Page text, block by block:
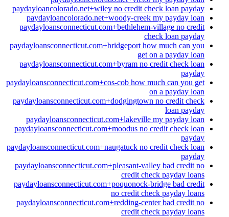
paydayloancolorado.net+wiley no credit check loan payday
paydayloancolorado.net+woody-creek my payday loan
paydayloansconnecticut.com+bethlehem-village no credit
check loan payday
paydayloansconnecticut.com+bridgeport how much can you
get on a payday loan
paydayloansconnecticut.com+byram no credit check loan
payday
paydayloansconnecticut.com+cos-cob how much can you get
on a payday loan
paydayloansconnecticut.com+dodgingtown no credit check
loan payday
paydayloansconnecticut.com+lakeville my payday loan
paydayloansconnecticut.com+moodus no credit check loan
payday
paydayloansconnecticut.com+naugatuck no credit check loan
payday
paydayloansconnecticut.com+pleasant-valley bad credit no
credit check payday loans
paydayloansconnecticut.com+poquonock-bridge bad credit
no credit check payday loans
paydayloansconnecticut.com+redding-center bad credit no
credit check payday loans